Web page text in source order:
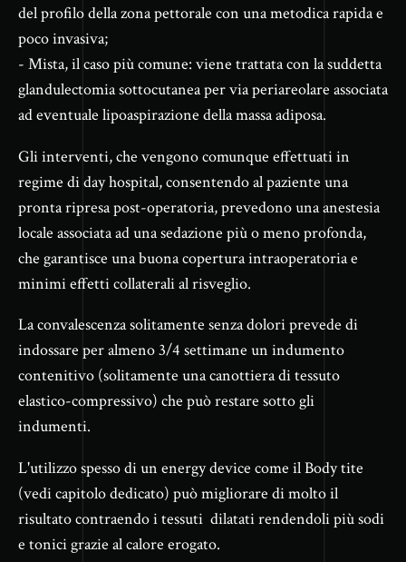
del profilo della zona pettorale con una metodica rapida e
poco invasiva;
- Mista, il caso più comune: viene trattata con la suddetta
glandulectomia sottocutanea per via periareolare associata
ad eventuale lipoaspirazione della massa adiposa.
Gli interventi, che vengono comunque effettuati in
regime di day hospital, consentendo al paziente una
pronta ripresa post-operatoria, prevedono una anestesia
locale associata ad una sedazione più o meno profonda,
che garantisce una buona copertura intraoperatoria e
minimi effetti collaterali al risveglio.
La convalescenza solitamente senza dolori prevede di
indossare per almeno 3/4 settimane un indumento
contenitivo (solitamente una canottiera di tessuto
elastico-compressivo) che può restare sotto gli
indumenti.
L'utilizzo spesso di un energy device come il Body tite
(vedi capitolo dedicato) può migliorare di molto il
risultato contraendo i tessuti dilatati rendendoli più sodi
e tonici grazie al calore erogato.